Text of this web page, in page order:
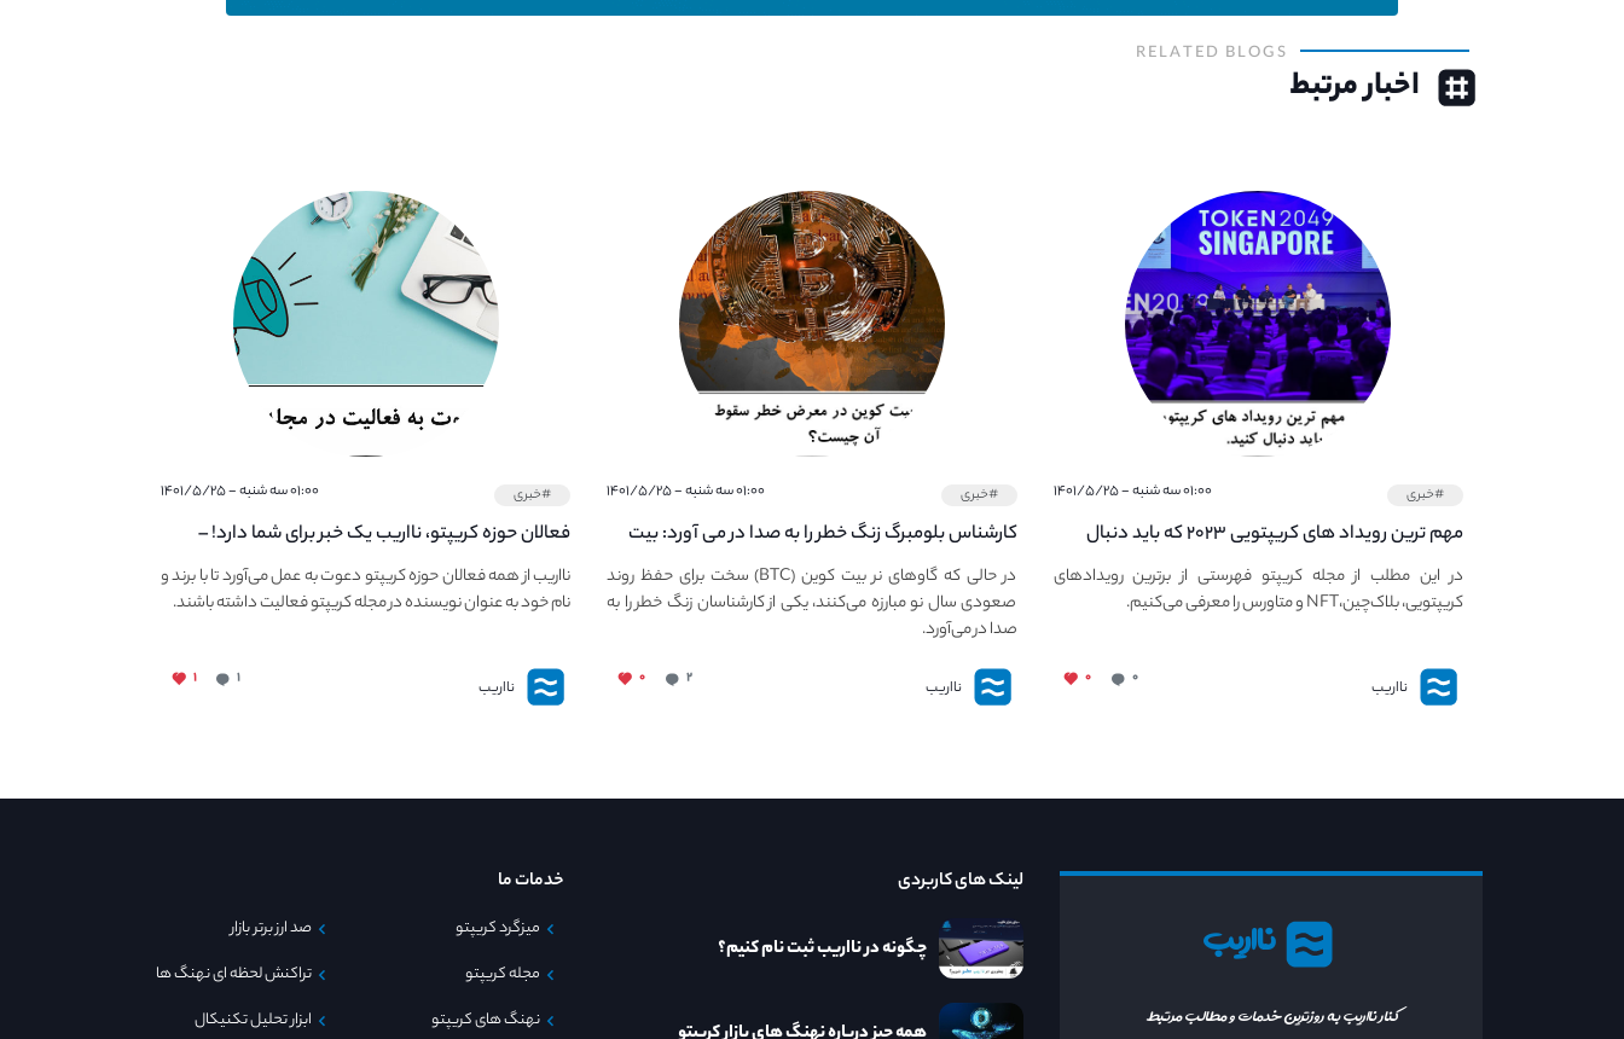
RELATED BLOGS
اخبار مرتبط
#خبری ۰۱:۰۰ سه شنبه - ۱۴۰۱/۵/۲۵
مهم ترین رویداد های کریپتویی ۲۰۲۳ که باید دنبال
کنید – معرفی بهترین رویداد های جهانی
در این مطلب از مجله کریپتو فهرستی از برترین رویدادهای
کریپتویی، بلاک‌چین،NFT و متاورس را معرفی می‌کنیم.
نااریب ۰ ۰
#خبری ۰۱:۰۰ سه شنبه - ۱۴۰۱/۵/۲۵
کارشناس بلومبرگ زنگ خطر را به صدا در می آورد: بیت
کوین در معرض خطر سقوط بزرگ است - دلیل آن
چیست؟
در حالی که گاوهای نر بیت کوین (BTC) سخت برای حفظ روند
صعودی سال نو مبارزه می‌کنند، یکی از کارشناسان زنگ خطر را به
صدا در می‌آورد.
نااریب ۲ ۰
#خبری ۰۱:۰۰ سه شنبه - ۱۴۰۱/۵/۲۵
فعالان حوزه کریپتو، نااریب یک خبر برای شما دارد! –
دعوت به فعالیت در مجله کریپتو
نااریب از همه فعالان حوزه کریپتو دعوت به عمل می‌آورد تا با برند و
نام خود به عنوان نویسنده در مجله کریپتو فعالیت داشته باشند.
نااریب ۱ ۱
نااریب
کنار نااریب به روزترین خدمات و مطالب مرتبط
لینک های کاربردی
چگونه در نااریب ثبت نام کنیم؟
خدمات ما
میزگرد کریپتو
مجله کریپتو
نهنگ های کریپتو
صد ارز برتر بازار
تراکنش لحظه ای نهنگ ها
ابزار تحلیل تکنیکال